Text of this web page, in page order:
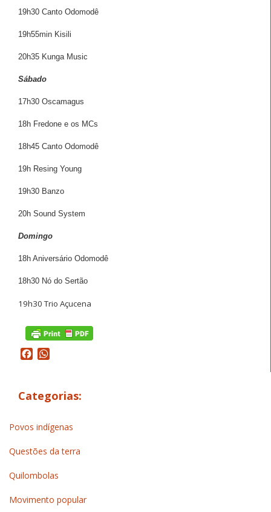
19h30 Canto Odomodê
19h55min Kisili
20h35 Kunga Music
Sábado
17h30 Oscamagus
18h Fredone e os MCs
18h45 Canto Odomodê
19h Resing Young
19h30 Banzo
20h Sound System
Domingo
18h Aniversário Odomodê
18h30 Nó do Sertão
19h30 Trio Açucena
Facebook
Categorias:
Povos indígenas
Questões da terra
Quilombolas
Movimento popular